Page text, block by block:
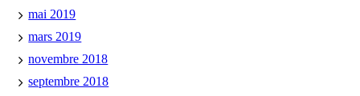
mai 2019
mars 2019
novembre 2018
septembre 2018